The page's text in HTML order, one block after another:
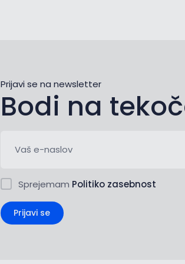
Prijavi se na newsletter
Bodi na
Sprejemam Politiko zasebnost
Prijavi se